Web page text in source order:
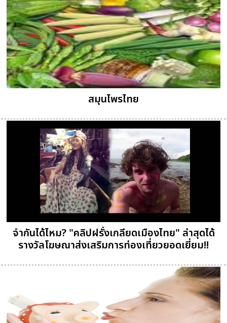
สมุนไพรไทย
จำกันได้ไหม? "คลิปฝรั่งเกลียดเมืองไทย" ล่าสุดได้
รางวัลโฆษณาส่งเสริมการท่องเที่ยวยอดเยี่ยม!!